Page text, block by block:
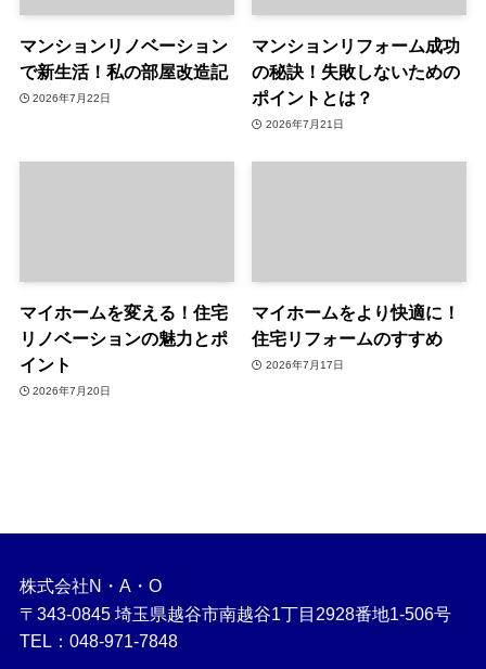
マンションリノベーション
で新生活！私の部屋改造記
2026年7月22日
マンションリフォーム成功
の秘訣！失敗しないための
ポイントとは？
2026年7月21日
マイホームを変える！住宅
リノベーションの魅力とポ
イント
2026年7月20日
マイホームをより快適に！
住宅リフォームのすすめ
2026年7月17日
株式会社N・A・O
〒343-0845 埼玉県越谷市南越谷1丁目2928番地1-506号
TEL：048-971-7848